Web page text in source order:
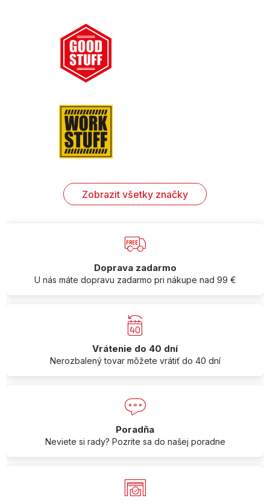
Zobrazit všetky značky
Doprava zadarmo
U nás máte dopravu zadarmo pri nákupe nad 99 €
Vrátenie do 40 dní
Nerozbalený tovar môžete vrátiť do 40 dní
Poradňa
Neviete si rady? Pozrite sa do našej poradne